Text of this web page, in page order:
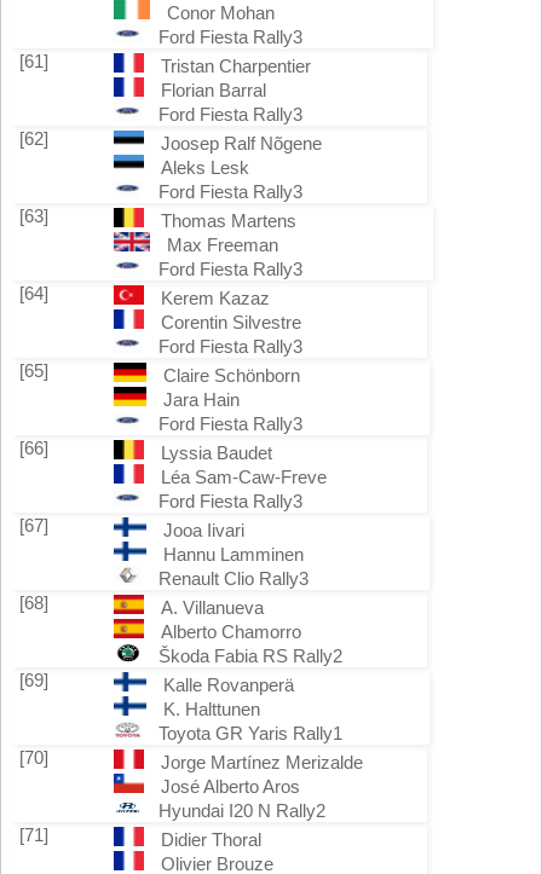
Conor Mohan
Ford Fiesta Rally3
[61]
Tristan Charpentier
Florian Barral
Ford Fiesta Rally3
[62]
Joosep Ralf Nõgene
Aleks Lesk
Ford Fiesta Rally3
[63]
Thomas Martens
Max Freeman
Ford Fiesta Rally3
[64]
Kerem Kazaz
Corentin Silvestre
Ford Fiesta Rally3
[65]
Claire Schönborn
Jara Hain
Ford Fiesta Rally3
[66]
Lyssia Baudet
Léa Sam-Caw-Freve
Ford Fiesta Rally3
[67]
Jooa Iivari
Hannu Lamminen
Renault Clio Rally3
[68]
A. Villanueva
Alberto Chamorro
Škoda Fabia RS Rally2
[69]
Kalle Rovanperä
K. Halttunen
Toyota GR Yaris Rally1
[70]
Jorge Martínez Merizalde
José Alberto Aros
Hyundai I20 N Rally2
[71]
Didier Thoral
Olivier Brouze